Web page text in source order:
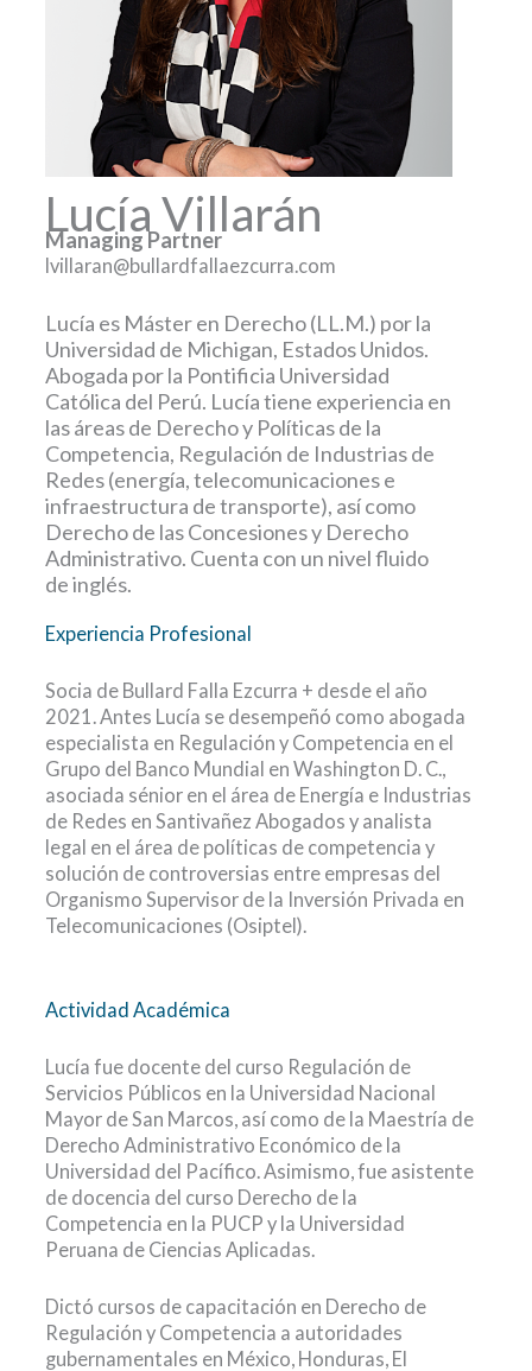
Lucía Villarán
Managing Partner
lvillaran@bullardfallaezcurra.com
Lucía es Máster en Derecho (LL.M.) por la
Universidad de Michigan, Estados Unidos.
Abogada por la Pontificia Universidad
Católica del Perú. Lucía tiene experiencia en
las áreas de Derecho y Políticas de la
Competencia, Regulación de Industrias de
Redes (energía, telecomunicaciones e
infraestructura de transporte), así como
Derecho de las Concesiones y Derecho
Administrativo. Cuenta con un nivel fluido
de inglés.
Experiencia Profesional
Socia de Bullard Falla Ezcurra + desde el año
2021. Antes Lucía se desempeñó como abogada
especialista en Regulación y Competencia en el
Grupo del Banco Mundial en Washington D. C.,
asociada sénior en el área de Energía e Industrias
de Redes en Santivañez Abogados y analista
legal en el área de políticas de competencia y
solución de controversias entre empresas del
Organismo Supervisor de la Inversión Privada en
Telecomunicaciones (Osiptel).
Actividad Académica
Lucía fue docente del curso Regulación de
Servicios Públicos en la Universidad Nacional
Mayor de San Marcos, así como de la Maestría de
Derecho Administrativo Económico de la
Universidad del Pacífico. Asimismo, fue asistente
de docencia del curso Derecho de la
Competencia en la PUCP y la Universidad
Peruana de Ciencias Aplicadas.
Dictó cursos de capacitación en Derecho de
Regulación y Competencia a autoridades
gubernamentales en México, Honduras, El